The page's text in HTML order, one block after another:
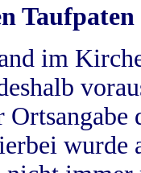
Taufpaten
im
wurde